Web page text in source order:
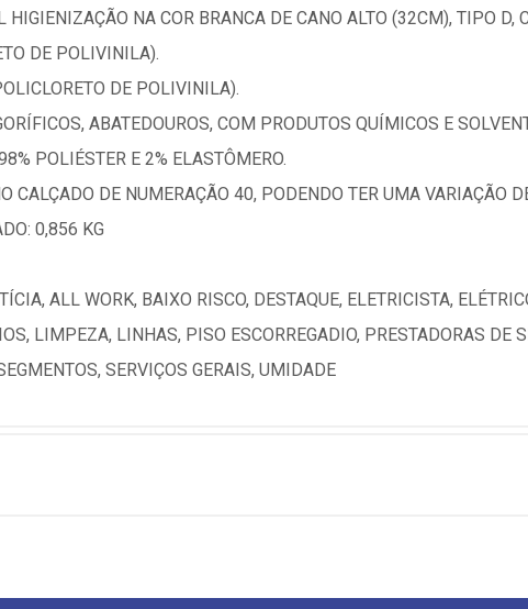
NA COR BRANCA DE CANO ALTO (32CM), TIPO D,
DE POLIVINILA).
DE POLIVINILA).
ABATEDOUROS, COM PRODUTOS QUÍMICOS E
POLIÉSTER E 2% ELASTÔMERO.
CALÇADO DE NUMERAÇÃO 40, PODENDO TER UMA VARIAÇÃO
0,856 KG
ALL WORK, BAIXO RISCO, DESTAQUE, ELETRICISTA,
LIMPEZA, LINHAS, PISO ESCORREGADIO, PRESTADORAS DE
SERVIÇOS GERAIS, UMIDADE